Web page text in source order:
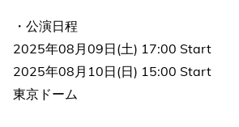
・公演日程
2025年08月09日(土) 17:00 Start
2025年08月10日(日) 15:00 Start
東京ドーム